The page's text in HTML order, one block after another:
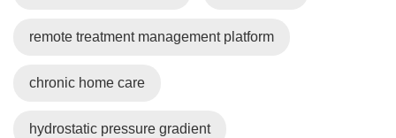
remote treatment management platform
chronic home care
hydrostatic pressure gradient